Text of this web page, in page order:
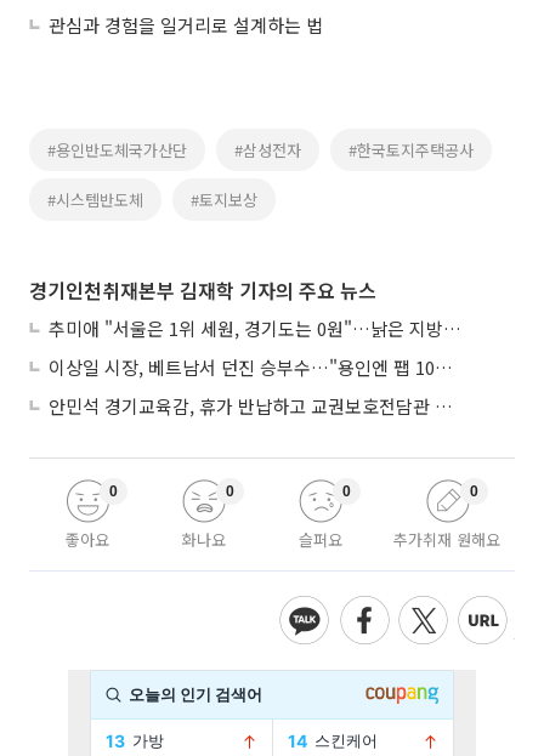
관심과 경험을 일거리로 설계하는 법
#용인반도체국가산단 #삼성전자 #한국토지주택공사
#시스템반도체 #토지보상
경기인천취재본부 김재학 기자의 주요 뉴스
추미애 "서울은 1위 세원, 경기도는 0원"…낡은 지방세제 정조준
이상일 시장, 베트남서 던진 승부수…"용인엔 팹 10기가 들어선다"
안민석 경기교육감, 휴가 반납하고 교권보호전담관 면접 현장 지켰다
좋아요
0
화나요
0
슬퍼요
0
추가취재 원해요
0